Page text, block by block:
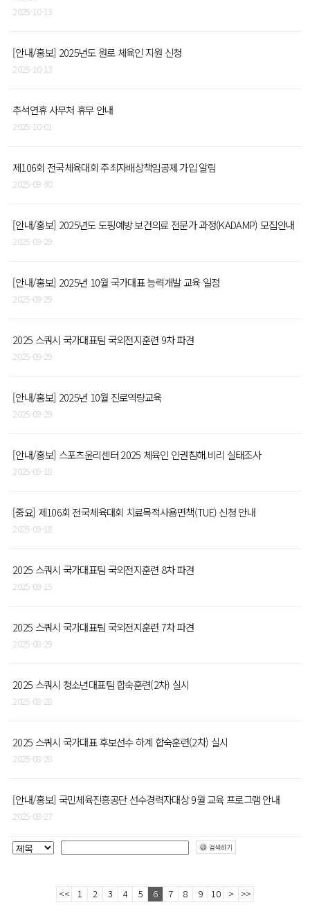
2025-10-13
[안내/홍보] 2025년도 원로 체육인 지원 신청
2025-10-13
추석연휴 사무처 휴무 안내
2025-10-01
제106회 전국체육대회 주최자배상책임공제 가입 알림
2025-09-30
[안내/홍보] 2025년도 도핑예방 보건의료 전문가 과정(KADAMP) 모집안내
2025-09-29
[안내/홍보] 2025년 10월 국가대표 능력개발 교육 일정
2025-09-29
2025 스쿼시 국가대표팀 국외전지훈련 9차 파견
2025-09-29
[안내/홍보] 2025년 10월 진로역량교육
2025-09-29
[안내/홍보] 스포츠윤리센터 2025 체육인 인권침해.비리 실태조사
2025-09-18
[중요] 제106회 전국체육대회 치료목적사용면책(TUE) 신청 안내
2025-09-18
2025 스쿼시 국가대표팀 국외전지훈련 8차 파견
2025-09-15
2025 스쿼시 국가대표팀 국외전지훈련 7차 파견
2025-08-29
2025 스쿼시 청소년대표팀 합숙훈련(2차) 실시
2025-08-28
2025 스쿼시 국가대표 후보선수 하계 합숙훈련(2차) 실시
2025-08-28
[안내/홍보] 국민체육진흥공단 선수경력자대상 9월 교육 프로그램 안내
2025-08-27
<< 1 2 3 4 5 6 7 8 9 10 > >>